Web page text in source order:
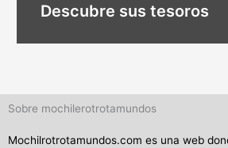
Descubre sus tesoros
Sobre mochilerotrotamundos
Mochilrotrotamundos.com es una web